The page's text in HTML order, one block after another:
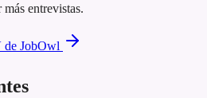
entrevistas.
de JobOwl